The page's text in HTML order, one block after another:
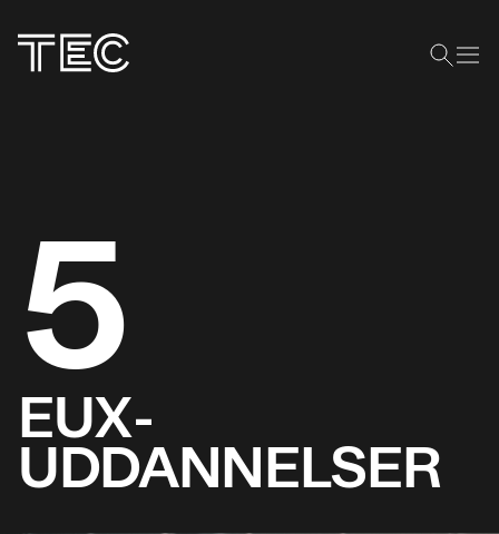
5
EUX­
UDDANNELSER